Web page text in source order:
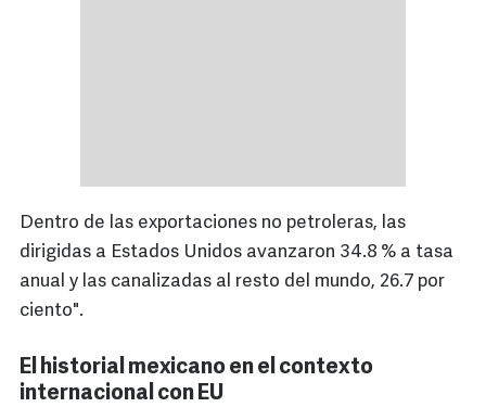
Dentro de las exportaciones no petroleras, las
dirigidas a Estados Unidos avanzaron 34.8 % a tasa
anual y las canalizadas al resto del mundo, 26.7 por
ciento".
El historial mexicano en el contexto
internacional con EU